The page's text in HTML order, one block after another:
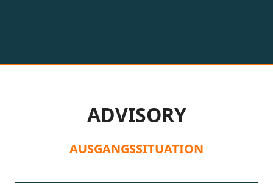
ADVISORY
AUSGANGSSITUATION